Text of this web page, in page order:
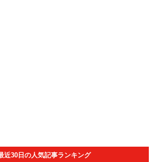
近30日の人気記事ランキング